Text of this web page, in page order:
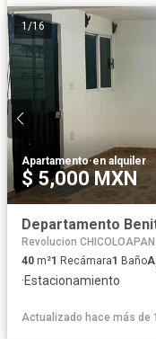
1 /16
Apartamento·en alquiler
$ 5,000 MXN
Departamento
Revolucion CHICOLOAPAN
40 m²1 Recámara1 Baño
·Estacionamiento
Actualizado hace más de